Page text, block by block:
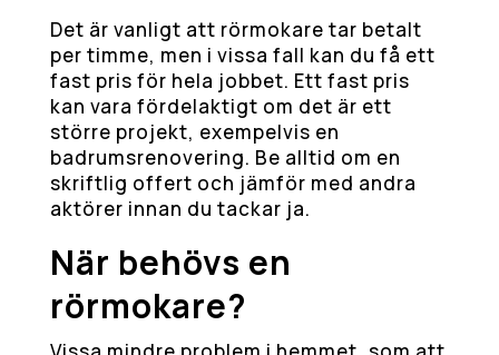
Det är vanligt att rörmokare tar betalt
per timme, men i vissa fall kan du få ett
fast pris för hela jobbet. Ett fast pris
kan vara fördelaktigt om det är ett
större projekt, exempelvis en
badrumsrenovering. Be alltid om en
skriftlig offert och jämför med andra
aktörer innan du tackar ja.
När behövs en
rörmokare?